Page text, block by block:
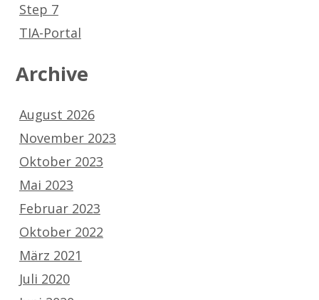
Step 7
TIA-Portal
Archive
August 2026
November 2023
Oktober 2023
Mai 2023
Februar 2023
Oktober 2022
März 2021
Juli 2020